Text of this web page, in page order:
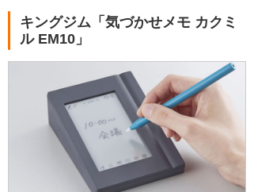
キングジム「気づかせメモ カクミ
ル EM10」